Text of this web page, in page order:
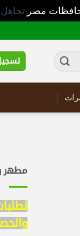
محافظات مصرتجاهل
مطهر